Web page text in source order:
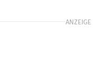
ANZEIGE